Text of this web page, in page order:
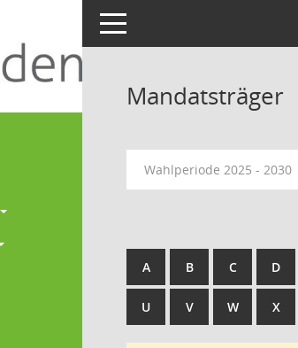
Toggle navigation
Mandatsträger
Wahlperiode 2025 - 2030
A B C D
U V W X